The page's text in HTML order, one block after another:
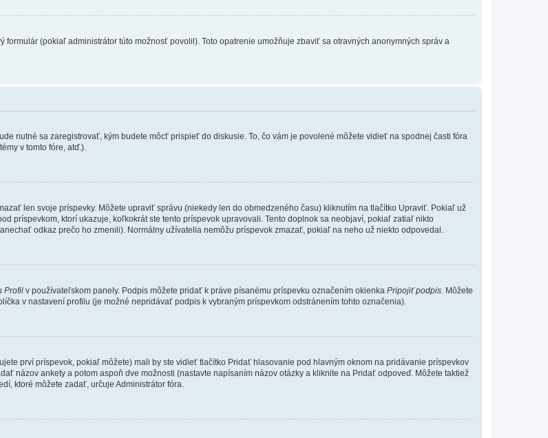
(pokiaľ administrátor túto možnosť povolil). Toto opatrenie umožňuje zbaviť sa otravných anonymných správ a
nutné sa zaregistrovať, kým budete môcť prispieť do diskusie. To, čo vám je povolené môžete vidieť na spodnej časti fóra
v tomto fóre, atď.).
len svoje príspevky. Môžete upraviť správu (niekedy len do obmedzeného času) kliknutím na tlačítko Upraviť. Pokiaľ už
príspevkom, ktorí ukazuje, koľkokrát ste tento príspevok upravovali. Tento doplnok sa neobjaví, pokiaľ zatiaľ nikto
odkaz prečo ho zmenili). Normálny užívatelia nemôžu príspevok zmazať, pokiaľ na neho už niekto odpovedal.
Profil v používateľskom panely. Podpis môžete pridať k práve písanému príspevku označením okienka Pripojiť podpis . Môžete
v nastavení profilu (je možné nepridávať podpis k vybraným príspevkom odstránením tohto označenia).
prví príspevok, pokiaľ môžete) mali by ste vidieť tlačítko Pridať hlasovanie pod hlavným oknom na pridávanie príspevkov
názov ankety a potom aspoň dve možnosti (nastavte napísaním názov otázky a kliknite na Pridať odpoveď. Môžete taktiež
ktoré môžete zadať, určuje Administrátor fóra.